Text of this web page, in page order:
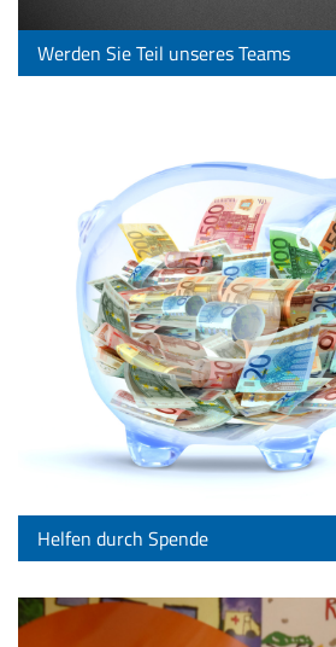
Werden Sie Teil unseres Teams
Helfen durch Spende